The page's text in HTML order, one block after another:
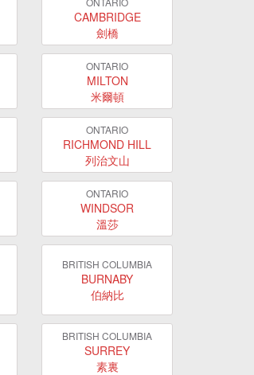
CAMBRIDGE
劍橋
ONTARIO
MILTON
米爾頓
ONTARIO
RICHMOND HILL
列治文山
ONTARIO
WINDSOR
溫莎
BRITISH COLUMBIA
BURNABY
伯納比
BRITISH COLUMBIA
SURREY
素裏